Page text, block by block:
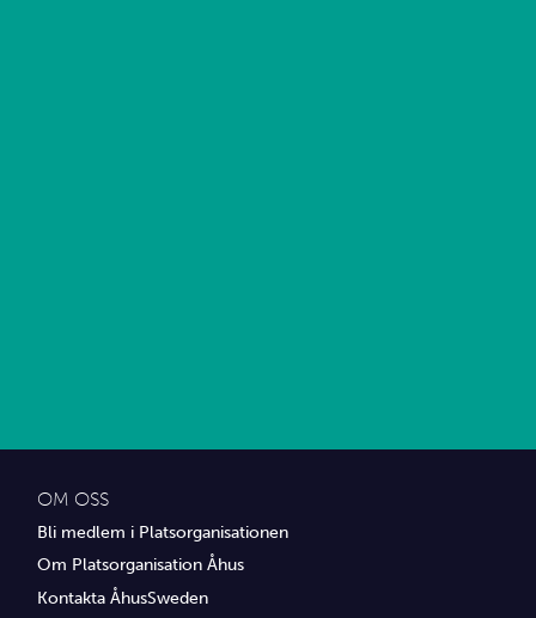
OM OSS
Bli medlem i Platsorganisationen
Om Platsorganisation Åhus
Kontakta ÅhusSweden